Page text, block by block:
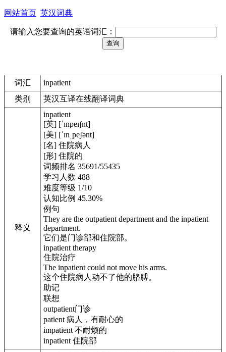
网站首页 英汉词典
请输入您要查询的英语词汇：
词汇
inpatient
类别
英汉互译在线翻译词典
释义
inpatient
[英] [ˈɪnpeɪʃnt]
[美] [ˈɪnˌpeʃənt]
[名] 住院病人
[形] 住院的
词频排名 35691/55435
学习人数 488
难度等级 1/10
认知比例 45.30%
例句
They are the outpatient department and the inpatient
department.
它们是门诊部和住院部。
inpatient therapy
住院治疗
The inpatient could not move his arms.
这个住院病人动不了他的胳膊。
助记
联想
outpatient门诊
patient 病人，有耐心的
impatient 不耐烦的
inpatient 住院部